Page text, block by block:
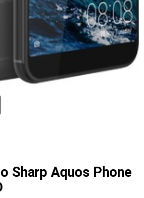
Sharp Aquos Phone